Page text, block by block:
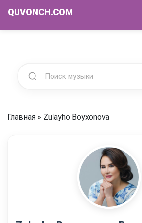
QUVONCH.COM
Главная » Zulayho Boyxonova